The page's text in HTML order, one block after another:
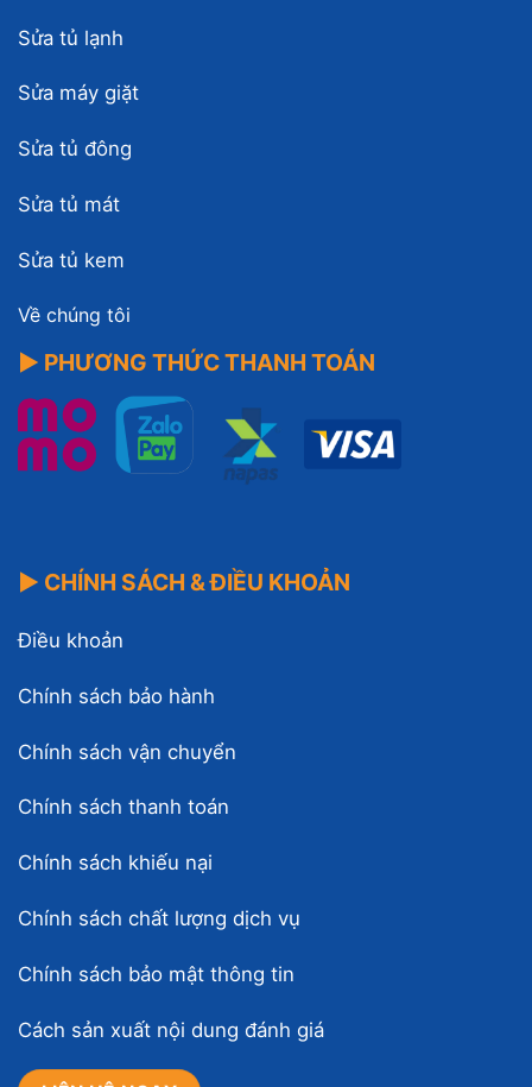
Sửa tủ lạnh
Sửa máy giặt
Sửa tủ đông
Sửa tủ mát
Sửa tủ kem
Về chúng tôi
▶ PHƯƠNG THỨC THANH TOÁN
▶ CHÍNH SÁCH & ĐIỀU KHOẢN
Điều khoản
Chính sách bảo hành
Chính sách vận chuyển
Chính sách thanh toán
Chính sách khiếu nại
Chính sách chất lượng dịch vụ
Chính sách bảo mật thông tin
Cách sản xuất nội dung đánh giá